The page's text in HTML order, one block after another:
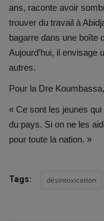
ans, raconte avoir
trouver du travail à
bagarre dans une boîte
Aujourd’hui, il envisage
autres.
Pour la Dre
« Ce sont les jeunes
du pays. Si on ne les
pour toute la nation. »
Tags: désintoxication